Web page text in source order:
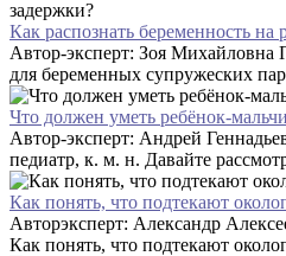
Как распознать беременность на
Автор-эксперт: Зоя Михайловна
для беременных супружеских
Что должен уметь ребёнок-
Автор-эксперт: Андрей
педиатр, к. м. н. Давайте
Как понять, что подтекают
Авторэксперт: Александр
Как понять, что подтекают